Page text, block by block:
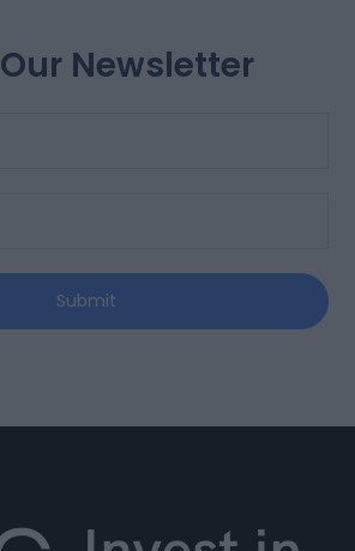
Newsletter
Submit